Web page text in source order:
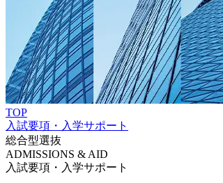
TOP
入試要項・入学サポート
総合型選抜
ADMISSIONS & AID
入試要項・入学サポート